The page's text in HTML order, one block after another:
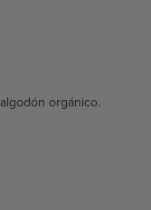
orgánico.